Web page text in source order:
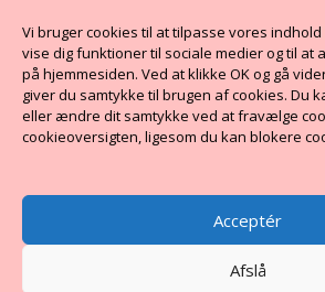
Vi bruger cookies til at tilpasse vores
vise dig funktioner til sociale medier og til at
på hjemmesiden. Ved at klikke OK og gå
giver du samtykke til brugen af cookies. Du
eller ændre dit samtykke ved at fravælge
cookieoversigten, ligesom du kan blokere
Acceptér
Afslå
Renovering eller
Byggerådgivning i
Byggerådgivning i
BENGA
Om os
Viden
Kontakt